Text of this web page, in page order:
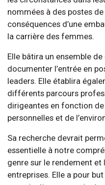
nommées à des postes
conséquences d’une
la carrière des femmes.
Elle bâtira un ensemble
documenter l’entrée en
leaders. Elle établira
différents parcours
dirigeantes en fonction
personnelles et de
Sa recherche devrait
essentielle à notre
genre sur le rendement
entreprises. Elle a pour